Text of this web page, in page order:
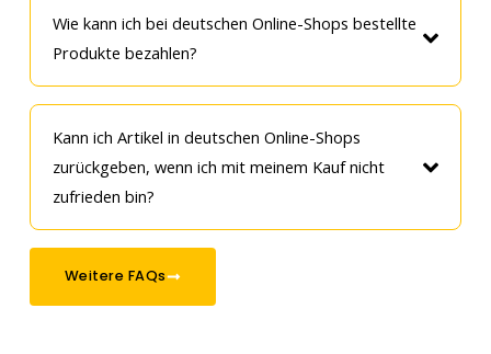
Wie kann ich bei deutschen Online-Shops bestellte
Produkte bezahlen?
Kann ich Artikel in deutschen Online-Shops
zurückgeben, wenn ich mit meinem Kauf nicht
zufrieden bin?
Weitere FAQs